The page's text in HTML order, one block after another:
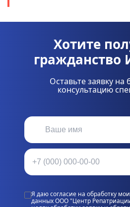
Хотите
гражданство
Оставьте заявку на
консультацию
Я даю согласие на обработку
данных ООО "Центр